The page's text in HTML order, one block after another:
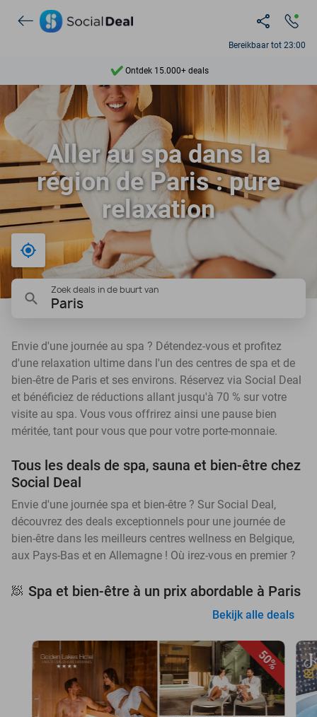
Bereikbaar tot 23:00
Ontdek 15.000+ deals
7 dagen per week beschikbaar
10+ miljoen leden
9,4
Ontdek 15.000+ deals
Aller au spa dans la
région de Paris : pure
relaxation
Bij mij in de buurt
Zoek deals in de buurt van
Paris
Envie d'une journée au spa ? Détendez-vous et profitez
d'une relaxation ultime dans l'un des centres de spa et de
bien-être de Paris et ses environs. Réservez via Social Deal
et bénéficiez de réductions allant jusqu'à 70 % sur votre
visite au spa. Vous vous offrirez ainsi une pause bien
méritée, tant pour vous que pour votre porte-monnaie.
Tous les deals de spa, sauna et bien-être chez
Social Deal
Envie d'une journée spa et bien-être ? Sur Social Deal,
découvrez des deals exceptionnels pour une journée de
bien-être dans les meilleurs centres wellness en Belgique,
aux Pays-Bas et en Allemagne ! Où irez-vous en premier ?
🧖 Spa et bien-être à un prix abordable à Paris
Bekijk alle deals
50%